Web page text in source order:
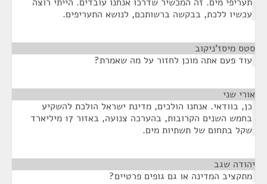
עכשיו ללכת, בבקשה ברשותכם, לנושא התעריפים.
סטס מיסז'ניקוב
עוד פעם אתה מוכן לחזור על מה שאמרת?
אורי שני
כן, בוודאי. אנחנו הולכים, מדינת ישראל הולכת להשקיע
בחמש השנים הקרובות, בהערכה צנועה, באזור 17 מיליארד
שקל בתחום של תשתיות מים.
יהודה שגב
מתקציב המדינה או גם גופים פרטיים?